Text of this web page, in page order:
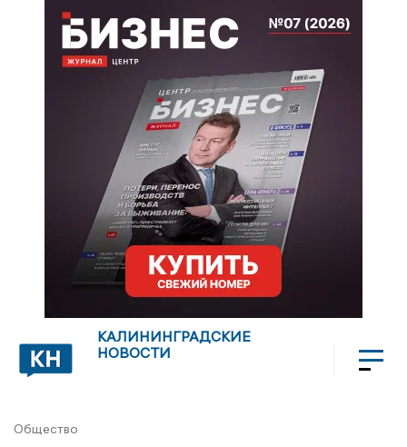
КАЛИНИНГРАДСКИЕ
НОВОСТИ
Общество